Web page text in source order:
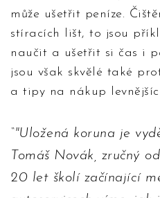
může ušetřit peníze.
stíracích lišt, to jsou
naučit a ušetřit si čas i
jsou však skvělé také
a tipy na nákup
"Uložená koruna je
Tomáš Novák, zručný
20 let školí začínající